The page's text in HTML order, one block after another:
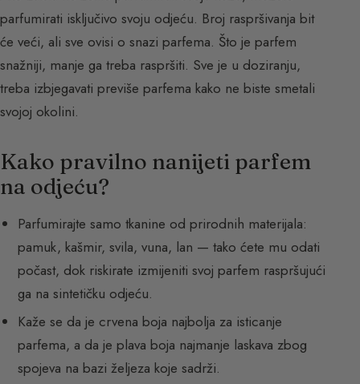
parfumirati isključivo svoju odjeću. Broj raspršivanja bit
će veći, ali sve ovisi o snazi parfema. Što je parfem
snažniji, manje ga treba raspršiti. Sve je u doziranju,
treba izbjegavati previše parfema kako ne biste smetali
svojoj okolini.
Kako pravilno nanijeti parfem
na odjeću?
Parfumirajte samo tkanine od prirodnih materijala:
pamuk, kašmir, svila, vuna, lan — tako ćete mu odati
počast, dok riskirate izmijeniti svoj parfem raspršujući
ga na sintetičku odjeću.
Kaže se da je crvena boja najbolja za isticanje
parfema, a da je plava boja najmanje laskava zbog
spojeva na bazi željeza koje sadrži.